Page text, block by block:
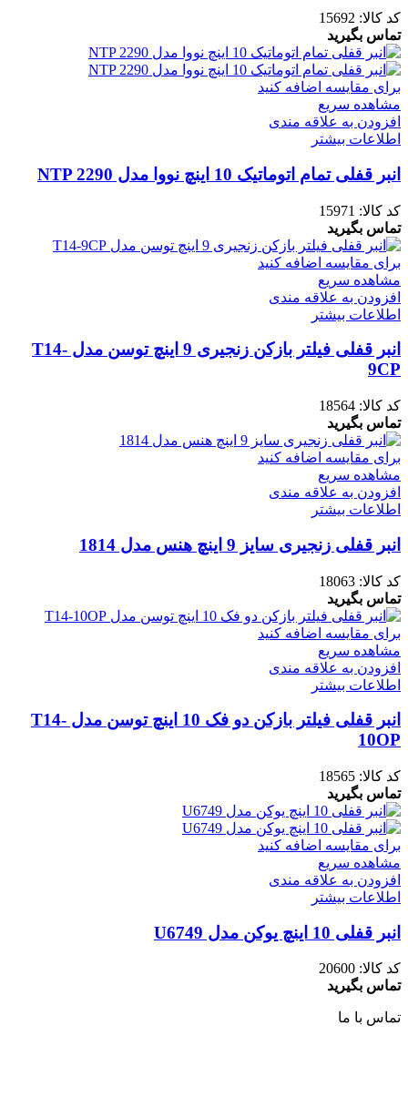
کد کالا: 15692
تماس بگیرید
برای مقایسه اضافه کنید
مشاهده سریع
افزودن به علاقه مندی
اطلاعات بیشتر
انبر قفلی تمام اتوماتیک 10 اینچ نووا مدل NTP 2290
کد کالا: 15971
تماس بگیرید
برای مقایسه اضافه کنید
مشاهده سریع
افزودن به علاقه مندی
اطلاعات بیشتر
انبر قفلی فیلتر بازکن زنجیری 9 اینچ توسن مدل T14-
9CP
کد کالا: 18564
تماس بگیرید
برای مقایسه اضافه کنید
مشاهده سریع
افزودن به علاقه مندی
اطلاعات بیشتر
انبر قفلی زنجیری سایز 9 اینچ هنس مدل 1814
کد کالا: 18063
تماس بگیرید
برای مقایسه اضافه کنید
مشاهده سریع
افزودن به علاقه مندی
اطلاعات بیشتر
انبر قفلی فیلتر بازکن دو فک 10 اینچ توسن مدل T14-
10OP
کد کالا: 18565
تماس بگیرید
برای مقایسه اضافه کنید
مشاهده سریع
افزودن به علاقه مندی
اطلاعات بیشتر
انبر قفلی 10 اینچ یوکن مدل U6749
کد کالا: 20600
تماس بگیرید
تماس با ما